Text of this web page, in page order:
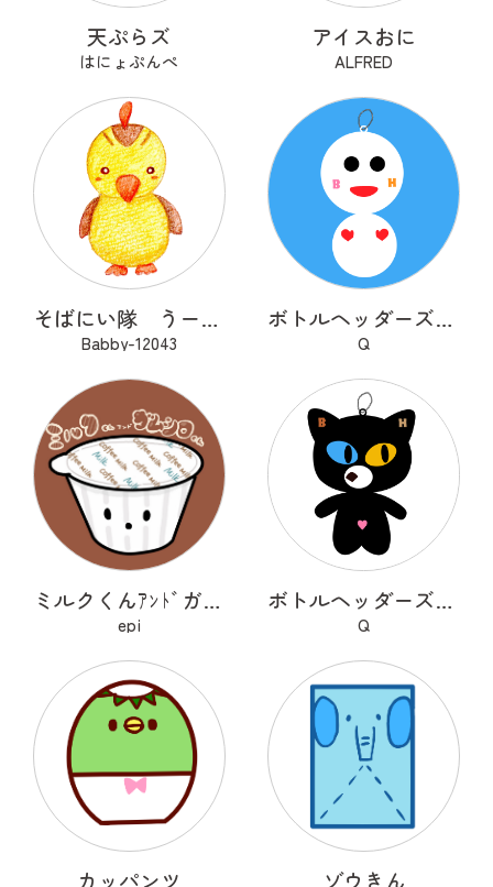
天ぷらズ
はにょぷんぺ
アイスおに
ALFRED
そばにい隊 うーちゃん
Babby-12043
ボトルヘッダーズ(BH)
Q
ミルクくんｱﾝﾄﾞガムシロくん
epi
ボトルヘッダーズ(BH)
Q
カッパンツ ゾウきん